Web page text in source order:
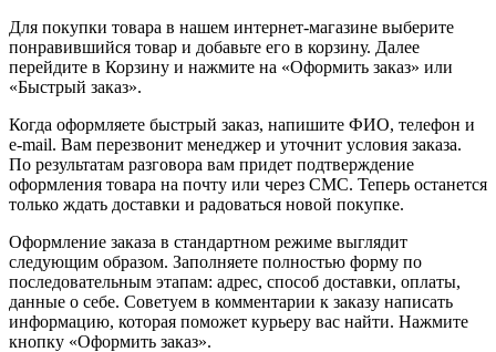
Для покупки товара в нашем интернет-магазине выберите
понравившийся товар и добавьте его в корзину. Далее
перейдите в Корзину и нажмите на «Оформить заказ» или
«Быстрый заказ».
Когда оформляете быстрый заказ, напишите ФИО, телефон и
e-mail. Вам перезвонит менеджер и уточнит условия заказа.
По результатам разговора вам придет подтверждение
оформления товара на почту или через СМС. Теперь останется
только ждать доставки и радоваться новой покупке.
Оформление заказа в стандартном режиме выглядит
следующим образом. Заполняете полностью форму по
последовательным этапам: адрес, способ доставки, оплаты,
данные о себе. Советуем в комментарии к заказу написать
информацию, которая поможет курьеру вас найти. Нажмите
кнопку «Оформить заказ».